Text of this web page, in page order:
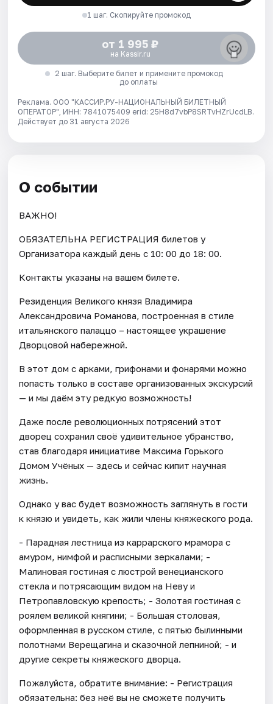
1 шаг. Скопируйте промокод
от 1 995 ₽
на Kassir.ru
2 шаг. Выберите билет и примените промокод
до оплаты
Реклама. ООО "КАССИР.РУ-НАЦИОНАЛЬНЫЙ БИЛЕТНЫЙ
ОПЕРАТОР", ИНН: 7841075409 erid: 25H8d7vbP8SRTvHZrUcdLB.
Действует до 31 августа 2026
О событии
ВАЖНО!
ОБЯЗАТЕЛЬНА РЕГИСТРАЦИЯ билетов у
Организатора каждый день c 10: 00 до 18: 00.
Контакты указаны на вашем билете.
Резиденция Великого князя Владимира
Александровича Романова, построенная в стиле
итальянского палаццо – настоящее украшение
Дворцовой набережной.
В этот дом с арками, грифонами и фонарями можно
попасть только в составе организованных экскурсий
— и мы даём эту редкую возможность!
Даже после революционных потрясений этот
дворец сохранил своё удивительное убранство,
став благодаря инициативе Максима Горького
Домом Учёных — здесь и сейчас кипит научная
жизнь.
Однако у вас будет возможность заглянуть в гости
к князю и увидеть, как жили члены княжеского рода.
- Парадная лестница из каррарского мрамора с
амуром, нимфой и расписными зеркалами; -
Малиновая гостиная с люстрой венецианского
стекла и потрясающим видом на Неву и
Петропавловскую крепость; - Золотая гостиная с
роялем великой княгини; - Большая столовая,
оформленная в русском стиле, с пятью былинными
полотнами Верещагина и сказочной лепниной; - и
другие секреты княжеского дворца.
Пожалуйста, обратите внимание: - Регистрация
обязательна: без неё вы не сможете получить